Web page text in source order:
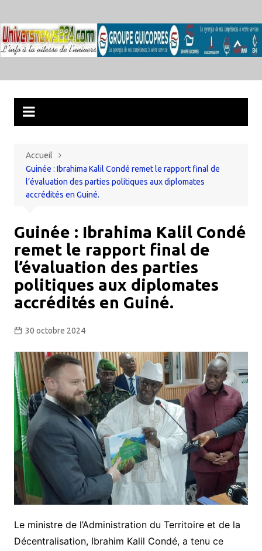
au
contenu
Accueil
Guinée : Ibrahima Kalil Condé remet le rapport final de
l’évaluation des parties politiques aux diplomates
accrédités en Guiné.
Guinée : Ibrahima Kalil Condé
remet le rapport final de
l’évaluation des parties
politiques aux diplomates
accrédités en Guiné.
30 octobre 2024
Le ministre de l’Administration du Territoire et de la
Décentralisation, Ibrahim Kalil Condé, a tenu ce